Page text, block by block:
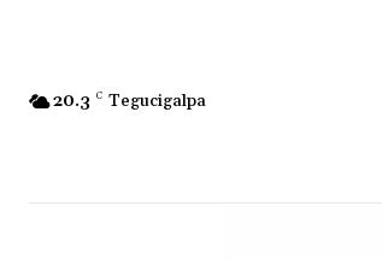
20.3 C Tegucigalpa